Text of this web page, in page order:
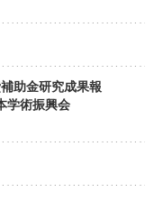
助金研究成果報
学術振興会